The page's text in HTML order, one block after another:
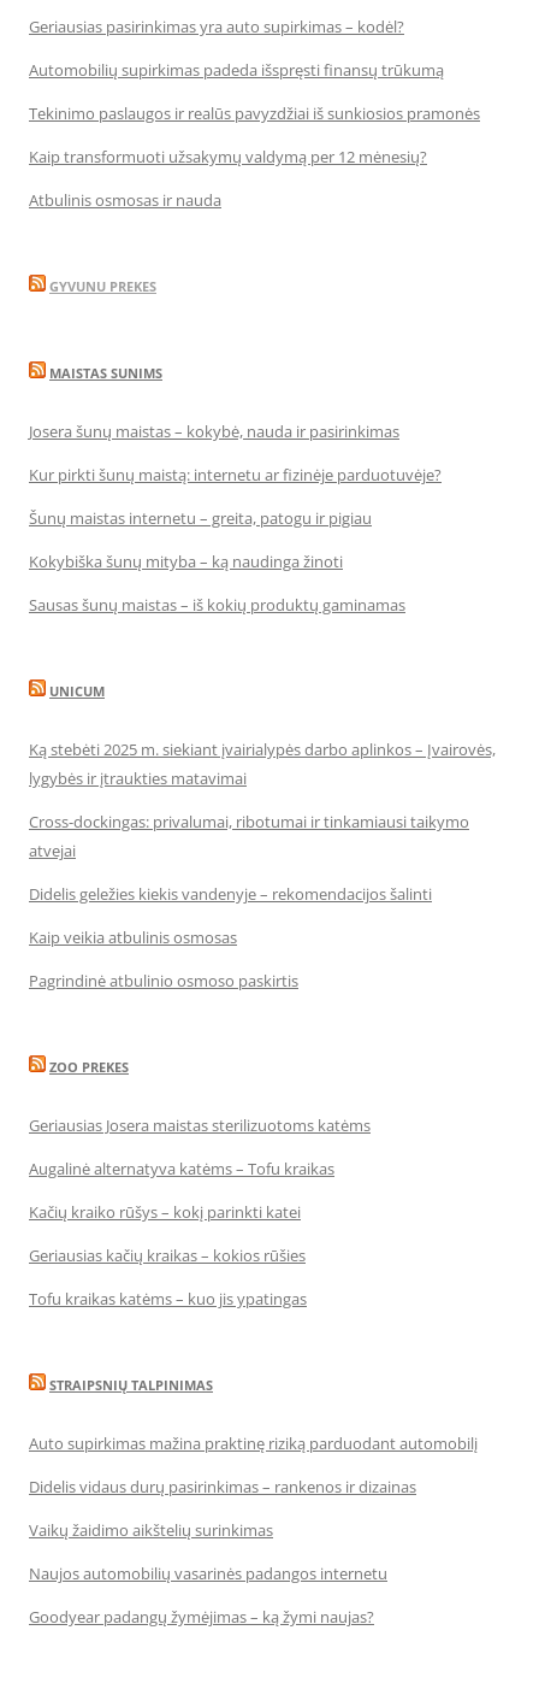
Geriausias pasirinkimas yra auto supirkimas – kodėl?
Automobilių supirkimas padeda išspręsti finansų trūkumą
Tekinimo paslaugos ir realūs pavyzdžiai iš sunkiosios pramonės
Kaip transformuoti užsakymų valdymą per 12 mėnesių?
Atbulinis osmosas ir nauda
GYVUNU PREKES
MAISTAS SUNIMS
Josera šunų maistas – kokybė, nauda ir pasirinkimas
Kur pirkti šunų maistą: internetu ar fizinėje parduotuvėje?
Šunų maistas internetu – greita, patogu ir pigiau
Kokybiška šunų mityba – ką naudinga žinoti
Sausas šunų maistas – iš kokių produktų gaminamas
UNICUM
Ką stebėti 2025 m. siekiant įvairialypės darbo aplinkos – Įvairovės,
lygybės ir įtraukties matavimai
Cross-dockingas: privalumai, ribotumai ir tinkamiausi taikymo
atvejai
Didelis geležies kiekis vandenyje – rekomendacijos šalinti
Kaip veikia atbulinis osmosas
Pagrindinė atbulinio osmoso paskirtis
ZOO PREKES
Geriausias Josera maistas sterilizuotoms katėms
Augalinė alternatyva katėms – Tofu kraikas
Kačių kraiko rūšys – kokį parinkti katei
Geriausias kačių kraikas – kokios rūšies
Tofu kraikas katėms – kuo jis ypatingas
STRAIPSNIŲ TALPINIMAS
Auto supirkimas mažina praktinę riziką parduodant automobilį
Didelis vidaus durų pasirinkimas – rankenos ir dizainas
Vaikų žaidimo aikštelių surinkimas
Naujos automobilių vasarinės padangos internetu
Goodyear padangų žymėjimas – ką žymi naujas?